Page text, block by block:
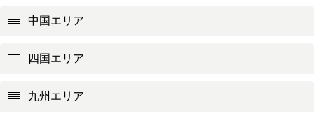
中国エリア
四国エリア
九州エリア